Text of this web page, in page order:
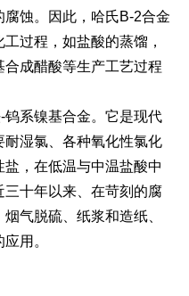
蚀。因此，哈氏B-2合金
过程，如盐酸的蒸馏，
成醋酸等生产工艺过程
-钨系镍基合金。它是现代
湿氯、各种氧化性氯化
，在低温与中温盐酸中
十年以来、在苛刻的腐
气脱硫、纸浆和造纸、
用。